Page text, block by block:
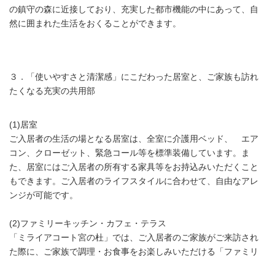
の鎮守の森に近接しており、充実した都市機能の中にあって、自
然に囲まれた生活をおくることができます。
３．「使いやすさと清潔感」にこだわった居室と、ご家族も訪れ
たくなる充実の共用部
(1)居室
ご入居者の生活の場となる居室は、全室に介護用ベッド、 エア
コン、クローゼット、緊急コール等を標準装備しています。ま
た、居室にはご入居者の所有する家具等をお持込みいただくこと
もできます。ご入居者のライフスタイルに合わせて、自由なアレ
ンジが可能です。
(2)ファミリーキッチン・カフェ・テラス
「ミライアコート宮の杜」では、ご入居者のご家族がご来訪され
た際に、ご家族で調理・お食事をお楽しみいただける「ファミリ